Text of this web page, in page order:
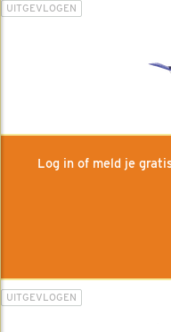
UITGEVLOGEN
Log in of meld je
UITGEVLOGEN